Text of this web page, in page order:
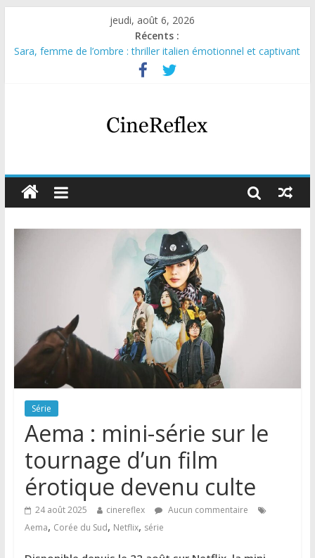
jeudi, août 6, 2026
Récents :
Sara, femme de l’ombre : thriller italien émotionnel et captivant
Journal d’une fille larguée : nouvelle série suédoise sur Netflix
Aema : mini-série sur le tournage d’un film érotique devenu
Glass Heart : excellente série musicale avec Takeru Satō
Olympo, saison 1 : nouvelle série qui séduira les fans de
Série
Aema : mini-série sur le
tournage d’un film
érotique devenu culte
24 août 2025 cinereflex
Aucun commentaire
Aema, Corée du Sud, Netflix, série